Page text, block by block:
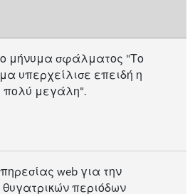
μήνυμα σφάλματος "Το
υπερχείλισε επειδή η
πολύ μεγάλη".
web για την
περιόδων